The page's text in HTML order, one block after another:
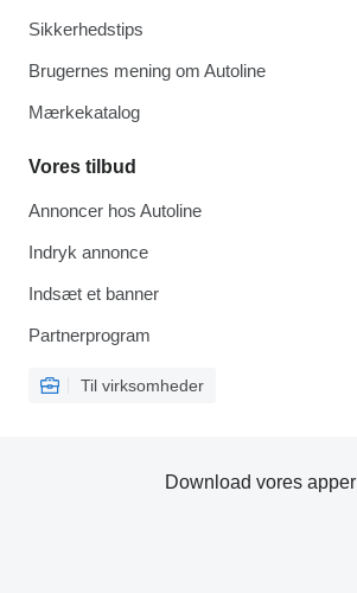
Sikkerhedstips
Brugernes mening om Autoline
Mærkekatalog
Vores tilbud
Annoncer hos Autoline
Indryk annonce
Indsæt et banner
Partnerprogram
Til virksomheder
Download vores apper